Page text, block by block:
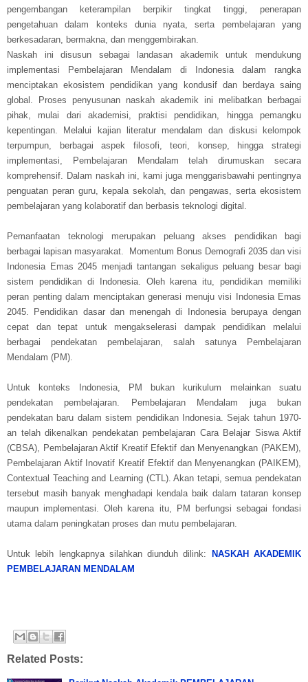
pengembangan keterampilan berpikir tingkat tinggi, penerapan
pengetahuan dalam konteks dunia nyata, serta pembelajaran yang
berkesadaran, bermakna, dan menggembirakan.
Naskah ini disusun sebagai landasan akademik untuk mendukung
implementasi Pembelajaran Mendalam di Indonesia dalam rangka
menciptakan ekosistem pendidikan yang kondusif dan berdaya saing
global. Proses penyusunan naskah akademik ini melibatkan berbagai
pihak, mulai dari akademisi, praktisi pendidikan, hingga pemangku
kepentingan. Melalui kajian literatur mendalam dan diskusi kelompok
terpumpun, berbagai aspek filosofi, teori, konsep, hingga strategi
implementasi, Pembelajaran Mendalam telah dirumuskan secara
komprehensif. Dalam naskah ini, kami juga menggarisbawahi pentingnya
penguatan peran guru, kepala sekolah, dan pengawas, serta ekosistem
pembelajaran yang kolaboratif dan berbasis teknologi digital.
Pemanfaatan teknologi merupakan peluang akses pendidikan bagi
berbagai lapisan masyarakat. Momentum Bonus Demografi 2035 dan visi
Indonesia Emas 2045 menjadi tantangan sekaligus peluang besar bagi
sistem pendidikan di Indonesia. Oleh karena itu, pendidikan memiliki
peran penting dalam menciptakan generasi menuju visi Indonesia Emas
2045. Pendidikan dasar dan menengah di Indonesia berupaya dengan
cepat dan tepat untuk mengakselerasi dampak pendidikan melalui
berbagai pendekatan pembelajaran, salah satunya Pembelajaran
Mendalam (PM).
Untuk konteks Indonesia, PM bukan kurikulum melainkan suatu
pendekatan pembelajaran. Pembelajaran Mendalam juga bukan
pendekatan baru dalam sistem pendidikan Indonesia. Sejak tahun 1970-
an telah dikenalkan pendekatan pembelajaran Cara Belajar Siswa Aktif
(CBSA), Pembelajaran Aktif Kreatif Efektif dan Menyenangkan (PAKEM),
Pembelajaran Aktif Inovatif Kreatif Efektif dan Menyenangkan (PAIKEM),
Contextual Teaching and Learning (CTL). Akan tetapi, semua pendekatan
tersebut masih banyak menghadapi kendala baik dalam tataran konsep
maupun implementasi. Oleh karena itu, PM berfungsi sebagai fondasi
utama dalam peningkatan proses dan mutu pembelajaran.
Untuk lebih lengkapnya silahkan diunduh dilink:
NASKAH AKADEMIK
PEMBELAJARAN MENDALAM
Related Posts: